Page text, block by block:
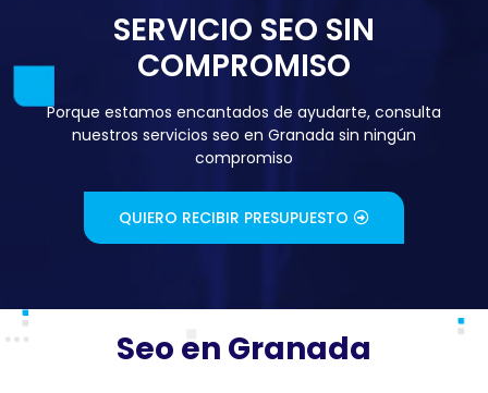
SERVICIO SEO SIN
COMPROMISO
Porque estamos encantados de ayudarte, consulta
nuestros servicios seo en Granada sin ningún
compromiso
QUIERO RECIBIR PRESUPUESTO
Seo en Granada